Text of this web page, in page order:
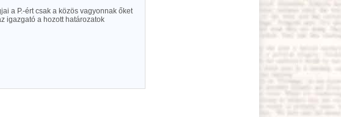
a P.-ért csak a közös vagyonnak őket
igazgató a hozott határozatok